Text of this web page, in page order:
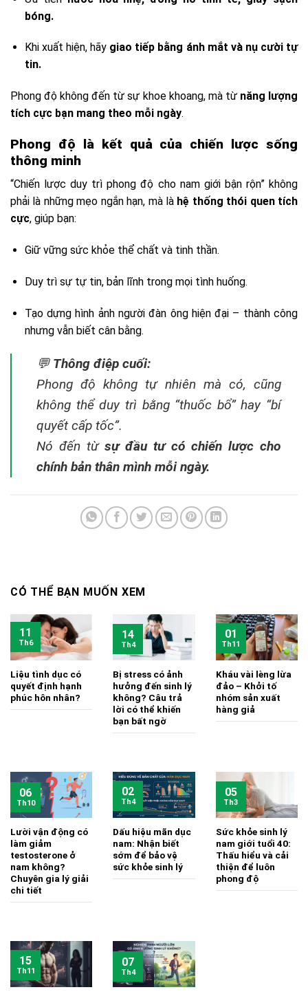
bóng.
Khi xuất hiện, hãy giao tiếp bằng ánh mắt và nụ cười tự
tin.
Phong độ không đến từ sự khoe khoang, mà từ năng lượng
tích cực bạn mang theo mỗi ngày.
Phong độ là kết quả của chiến lược sống
thông minh
“Chiến lược duy trì phong độ cho nam giới bận rộn” không
phải là những mẹo ngắn hạn, mà là hệ thống thói quen tích
cực, giúp bạn:
Giữ vững sức khỏe thể chất và tinh thần.
Duy trì sự tự tin, bản lĩnh trong mọi tình huống.
Tạo dựng hình ảnh người đàn ông hiện đại – thành công
nhưng vẫn biết cân bằng.
💬 Thông điệp cuối:
Phong độ không tự nhiên mà có, cũng
không thể duy trì bằng “thuốc bổ” hay “bí
quyết cấp tốc”.
Nó đến từsự đầu tư có chiến lược cho
chính bản thân mình mỗi ngày.
CÓ THỂ BẠN MUỐN XEM
Liệu tình dục có
quyết định hạnh
phúc hôn nhân?
11
Th6
Bị stress có ảnh
hưởng đến sinh lý
không? Câu trả
lời có thể khiến
bạn bất ngờ
14
Th4
Kháu vài lèng lừa
đảo – Khởi tố
nhóm sản xuất
hàng giả
01
Th11
Lười vận động có
làm giảm
testosterone ở
nam không?
Chuyên gia lý giải
chi tiết
06
Th10
Dấu hiệu mãn dục
nam: Nhận biết
sớm để bảo vệ
sức khỏe sinh lý
02
Th4
Sức khỏe sinh lý
nam giới tuổi 40:
Thấu hiểu và cải
thiện để luôn
phong độ
05
Th3
15
Th11
07
Th4